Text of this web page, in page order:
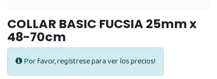
COLLAR BASIC FUCSIA 25mm x
48-70cm
Por favor, regístrese para ver los precios!